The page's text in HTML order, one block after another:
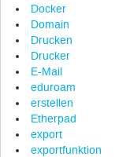
Docker
Domain
Drucken
Drucker
E-Mail
eduroam
erstellen
Etherpad
export
exportfunktion